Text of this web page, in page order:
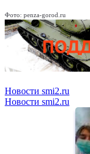
Фото: penza-gorod.ru
Новости smi2.ru
Новости smi2.ru